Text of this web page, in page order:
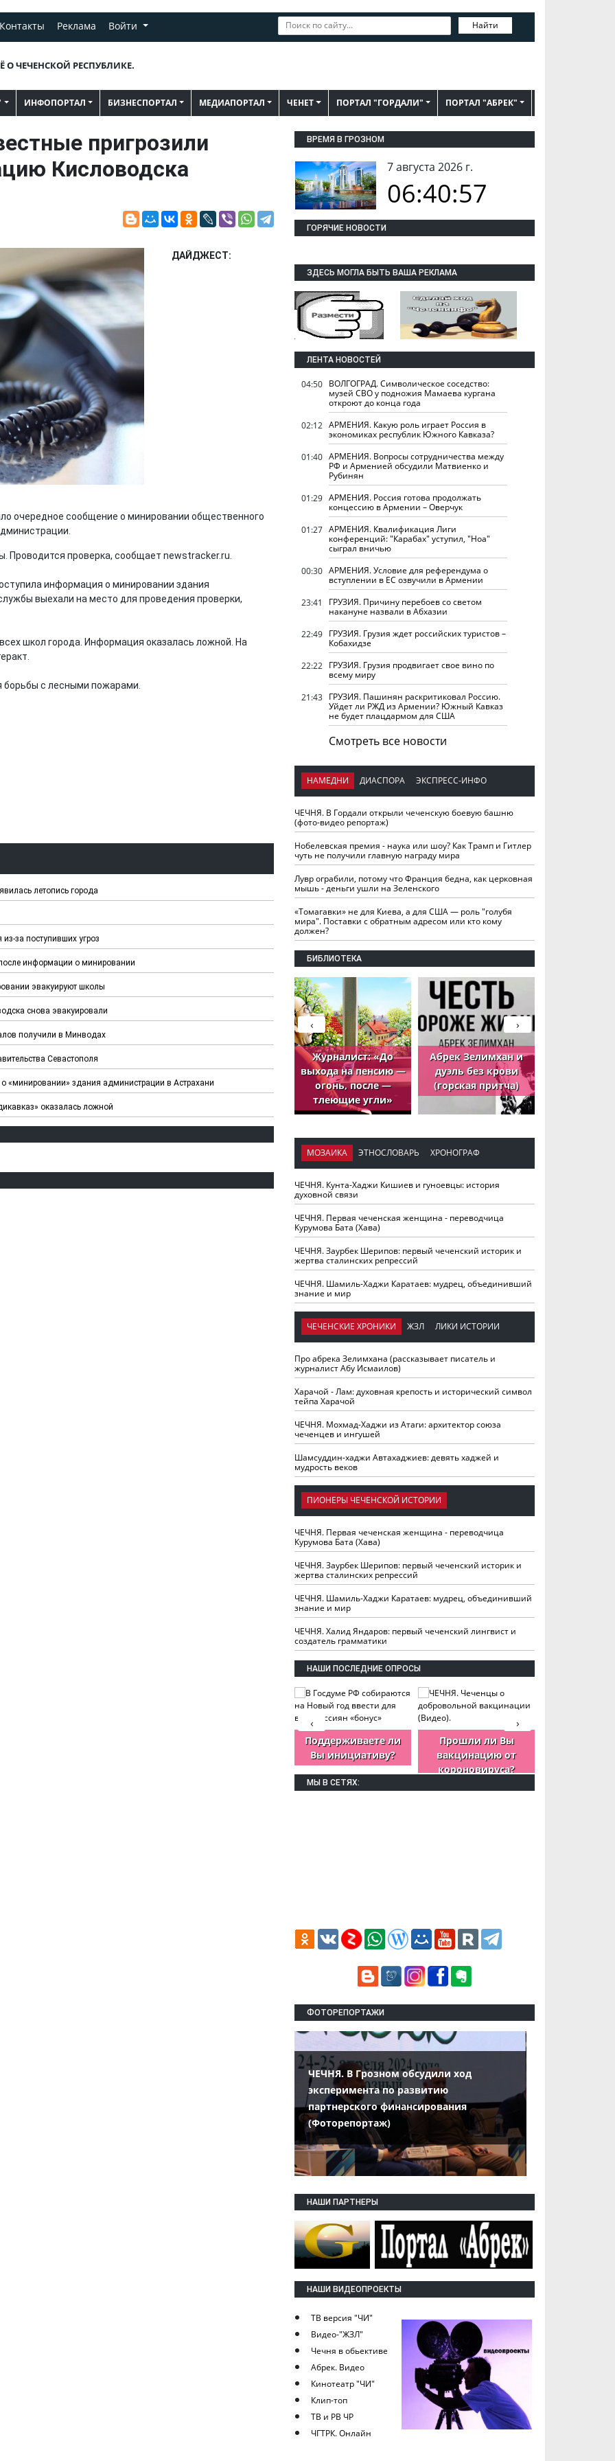
Контакты Реклама Войти Найти
О ЧЕЧЕНСКОЙ РЕСПУБЛИКЕ.
ИНФОПОРТАЛ БИЗНЕСПОРТАЛ МЕДИАПОРТАЛ ЧЕНЕТ ПОРТАЛ "ГОРДАЛИ" ПОРТАЛ "АБРЕК"
пригрозили
Кисловодска
ДАЙДЖЕСТ:
очередное сообщение о минировании общественного
Проводится проверка, сообщает newstracker.ru.
информация о минировании здания
выехали на место для проведения проверки,
школ города. Информация оказалась ложной. На
борьбы с лесными пожарами.
летопись города
за поступивших угроз
информации о минировании
эвакуируют школы
снова эвакуировали
получили в Минводах
Севастополя
здания администрации в Астрахани
оказалась ложной
ВРЕМЯ В ГРОЗНОМ
7 августа 2026 г.
06:40:58
ГОРЯЧИЕ НОВОСТИ
ЗДЕСЬ МОГЛА БЫТЬ ВАША РЕКЛАМА
ЛЕНТА НОВОСТЕЙ
04:50 ВОЛГОГРАД. Символическое соседство:
музей СВО у подножия Мамаева кургана
откроют до конца года
02:12 АРМЕНИЯ. Какую роль играет Россия в
экономиках республик Южного Кавказа?
01:40 АРМЕНИЯ. Вопросы сотрудничества между
РФ и Арменией обсудили Матвиенко и
Рубинян
01:29 АРМЕНИЯ. Россия готова продолжать
концессию в Армении – Оверчук
01:27 АРМЕНИЯ. Квалификация Лиги
конференций: "Карабах" уступил, "Ноа"
сыграл вничью
00:30 АРМЕНИЯ. Условие для референдума о
вступлении в ЕС озвучили в Армении
23:41
ГРУЗИЯ. Причину перебоев со светом
накануне назвали в Абхазии
22:49 ГРУЗИЯ. Грузия ждет российских туристов –
Кобахидзе
22:22 ГРУЗИЯ. Грузия продвигает свое вино по
всему миру
21:43 ГРУЗИЯ. Пашинян раскритиковал Россию.
Уйдет ли РЖД из Армении? Южный Кавказ
не будет плацдармом для США
Смотреть все новости
НАМЕДНИ ДИАСПОРА ЭКСПРЕСС-ИНФО
ЧЕЧНЯ. В Гордали открыли чеченскую боевую башню
(фото-видео репортаж)
Нобелевская премия - наука или шоу? Как Трамп и Гитлер
чуть не получили главную награду мира
Лувр ограбили, потому что Франция бедна, как церковная
мышь - деньги ушли на Зеленского
«Томагавки» не для Киева, а для США — роль "голубя
мира". Поставки с обратным адресом или кто кому
должен?
БИБЛИОТЕКА
ЧЕЧНЯ. Обарг Варин
илли
мурд - обарг Вара
Журналист: «До
выхода на пенсию —
огонь, после —
тлеющие угли»
Абрек Зелимхан и
дуэль без крови
(горская притча)
›
‹
МОЗАИКА ЭТНОСЛОВАРЬ ХРОНОГРАФ
ЧЕЧНЯ. Кунта-Хаджи Кишиев и гуноевцы: история
духовной связи
ЧЕЧНЯ. Первая чеченская женщина - переводчица
Курумова Бата (Хава)
ЧЕЧНЯ. Заурбек Шерипов: первый чеченский историк и
жертва сталинских репрессий
ЧЕЧНЯ. Шамиль-Хаджи Каратаев: мудрец, объединивший
знание и мир
ЧЕЧЕНСКИЕ ХРОНИКИ ЖЗЛ ЛИКИ ИСТОРИИ
Про абрека Зелимхана (рассказывает писатель и
журналист Абу Исмаилов)
Харачой - Лам: духовная крепость и исторический символ
тейпа Харачой
ЧЕЧНЯ. Мохмад-Хаджи из Атаги: архитектор союза
чеченцев и ингушей
Шамсуддин-хаджи Автахаджиев: девять хаджей и
мудрость веков
ПИОНЕРЫ ЧЕЧЕНСКОЙ ИСТОРИИ
ЧЕЧНЯ. Первая чеченская женщина - переводчица
Курумова Бата (Хава)
ЧЕЧНЯ. Заурбек Шерипов: первый чеченский историк и
жертва сталинских репрессий
ЧЕЧНЯ. Шамиль-Хаджи Каратаев: мудрец, объединивший
знание и мир
ЧЕЧНЯ. Халид Яндаров: первый чеченский лингвист и
создатель грамматики
НАШИ ПОСЛЕДНИЕ ОПРОСЫ
Поддерживаете ли
Вы инициативу?
Прошли ли Вы
вакцинацию от
короновируса?
›
‹
МЫ В СЕТЯХ:
ФОТОРЕПОРТАЖИ
ЧЕЧНЯ. В Грозном обсудили ход
эксперимента по развитию
партнерского финансирования
(Фоторепортаж)
НАШИ ПАРТНЕРЫ
НАШИ ВИДЕОПРОЕКТЫ
ТВ версия "ЧИ"
Видео-"ЖЗЛ"
Чечня в обьективе
Абрек. Видео
Кинотеатр "ЧИ"
Клип-топ
ТВ и РВ ЧР
ЧГТРК. Онлайн